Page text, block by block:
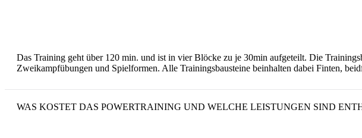
Das Training geht über 120 min. und ist in vier Blöcke zu je 30min aufgeteilt. Die
Zweikampfübungen und Spielformen. Alle Trainingsbausteine beinhalten dabei Finten,
WAS KOSTET DAS POWERTRAINING UND WELCHE LEISTUNGEN SIND